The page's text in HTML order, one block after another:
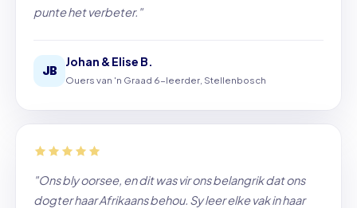
punte het verbeter."
JB
Johan & Elise B.
Ouers van 'n Graad 6-leerder, Stellenbosch
"Ons bly oorsee, en dit was vir ons belangrik dat ons
dogter haar Afrikaans behou. Sy leer elke vak in haar